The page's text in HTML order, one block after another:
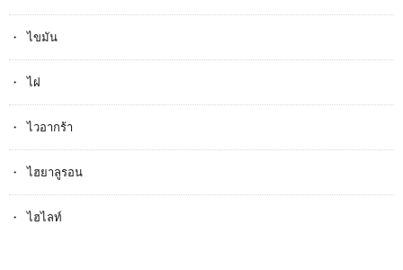
ไขมัน
ไฝ
ไวอากร้า
ไฮยาลูรอน
ไฮไลท์